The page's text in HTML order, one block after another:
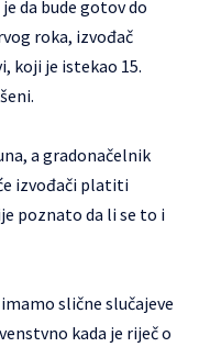
da bude gotov do
roka, izvođač
koji je istekao 15.
a gradonačelnik
izvođači platiti
poznato da li se to i
slične slučajeve
kada je riječ o